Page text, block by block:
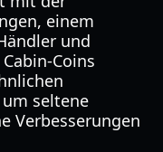
einem
und
Coins
seltene
Verbesserungen